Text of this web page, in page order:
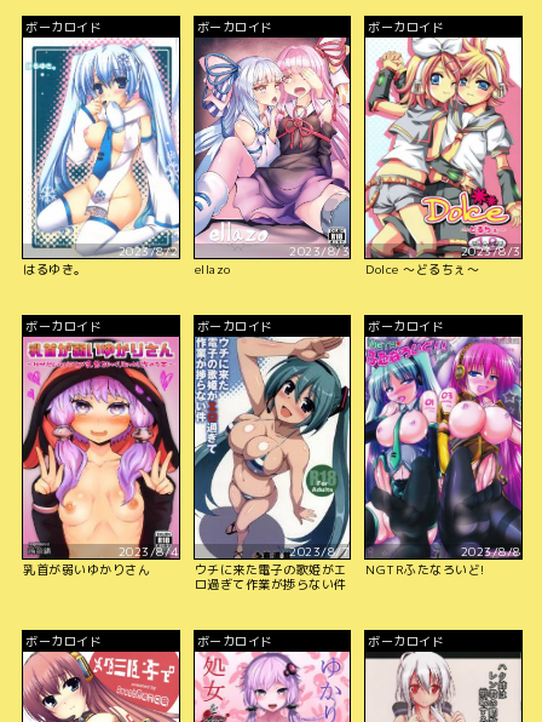
ボーカロイド
2023/8/2
はるゆき。
ボーカロイド
2023/8/3
ellazo
ボーカロイド
2023/8/3
Dolce 〜どるちぇ〜
ボーカロイド
2023/8/4
乳首が弱いゆかりさん
ボーカロイド
2023/8/7
ウチに来た電子の歌姫がエ
ロ過ぎて作業が捗らない件
ボーカロイド
2023/8/8
NGTRふたなろいど!
ボーカロイド ボーカロイド ボーカロイド